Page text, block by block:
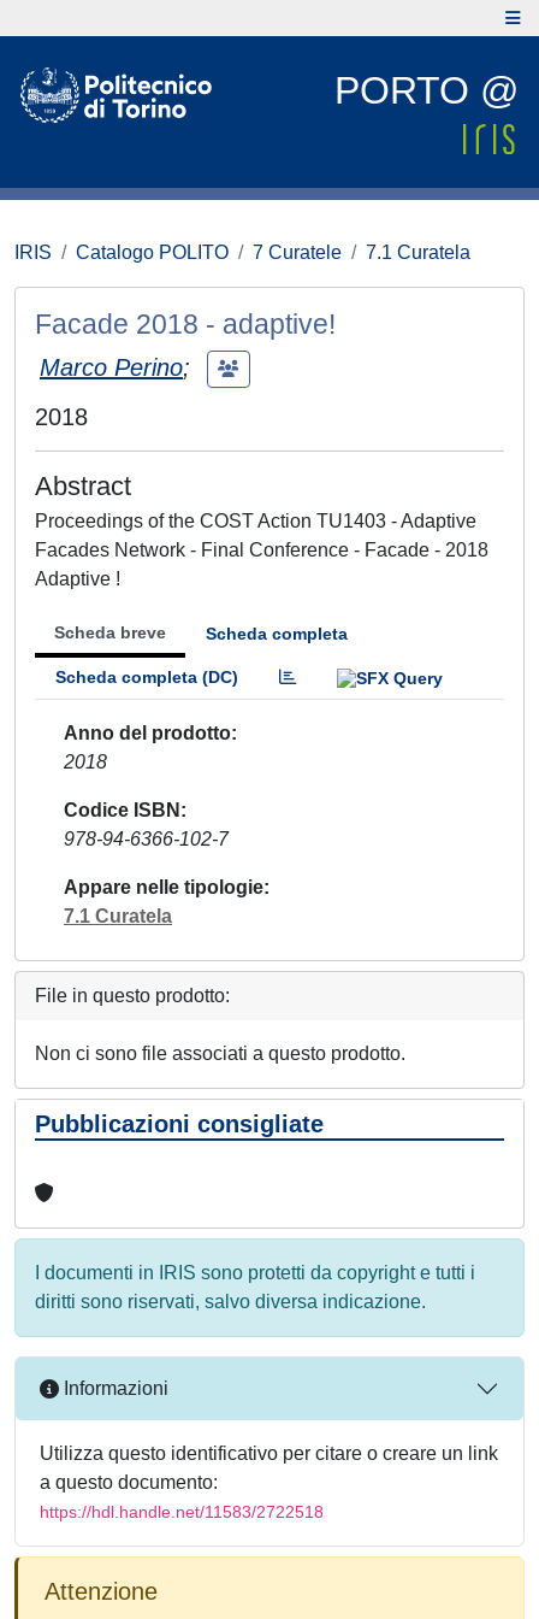
PORTO @
IRIS Catalogo POLITO 7 Curatele 7.1 Curatela
Facade 2018 - adaptive!
Marco Perino;
2018
Abstract
Proceedings of the COST Action TU1403 - Adaptive
Facades Network - Final Conference - Facade - 2018
Adaptive !
Scheda breve Scheda completa
Scheda completa (DC)
Anno del prodotto
2018
Codice ISBN
978-94-6366-102-7
Appare nelle tipologie
7.1 Curatela
File in questo prodotto:
Non ci sono file associati a questo prodotto.
Pubblicazioni consigliate
I documenti in IRIS sono protetti da copyright e tutti i
diritti sono riservati, salvo diversa indicazione.
Informazioni
Utilizza questo identificativo per citare o creare un link
a questo documento:
https://hdl.handle.net/11583/2722518
Attenzione